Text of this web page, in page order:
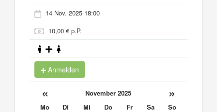
14 Nov. 2025 18:00
10,00 € p.P.
Anmelden
« November 2025 »
Mo Di Mi Do Fr Sa
So